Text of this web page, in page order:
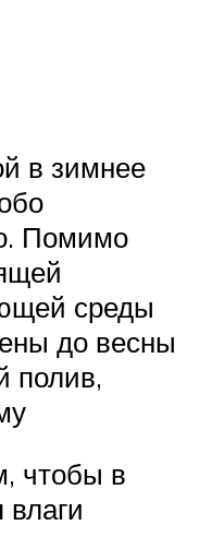
в зимнее
Помимо
среды
до весны
полив,
чтобы в